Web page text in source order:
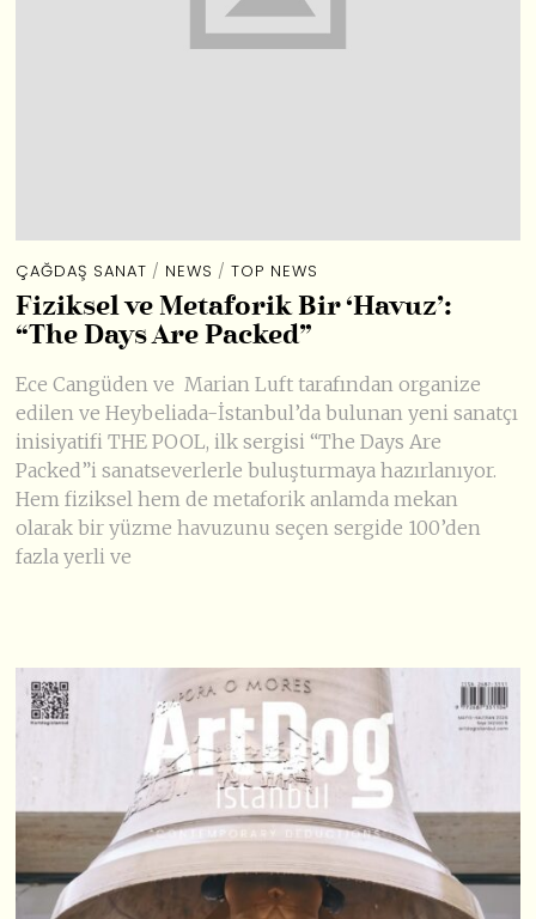
ÇAĞDAŞ SANAT / NEWS / TOP NEWS
Fiziksel ve Metaforik Bir ‘Havuz’:
“The Days Are Packed”
Ece Cangüden ve Marian Luft tarafından organize
edilen ve Heybeliada-İstanbul’da bulunan yeni sanatçı
inisiyatifi THE POOL, ilk sergisi “The Days Are
Packed”i sanatseverlerle buluşturmaya hazırlanıyor.
Hem fiziksel hem de metaforik anlamda mekan
olarak bir yüzme havuzunu seçen sergide 100’den
fazla yerli ve